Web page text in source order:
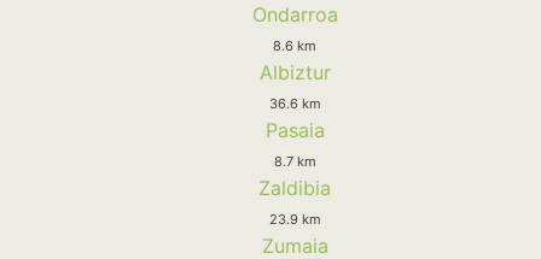
Ondarroa
8.6 km
Albiztur
36.6 km
Pasaia
8.7 km
Zaldibia
23.9 km
Zumaia